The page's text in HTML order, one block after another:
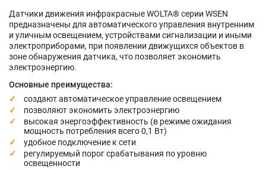
Датчики движения инфракрасные WOLTA® серии WSEN
предназначены для автоматического управления внутренним
и уличным освещением, устройствами сигнализации и иными
электроприборами, при появлении движущихся объектов в
зоне обнаружения датчика, что позволяет экономить
электроэнергию.
Основные преимущества:
создают автоматическое управление освещением
позволяют экономить электроэнергию
высокая энергоэффективность (в режиме ожидания
мощность потребления всего 0,1 Вт)
удобное подключение к сети
регулируемый порог срабатывания по уровню
освещенности